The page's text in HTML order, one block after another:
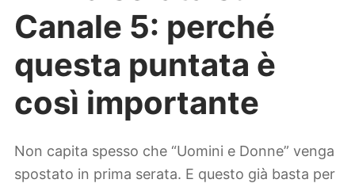
Canale 5: perché
questa puntata è
così importante
Non capita spesso che “Uomini e Donne” venga
spostato in prima serata. E questo già basta per